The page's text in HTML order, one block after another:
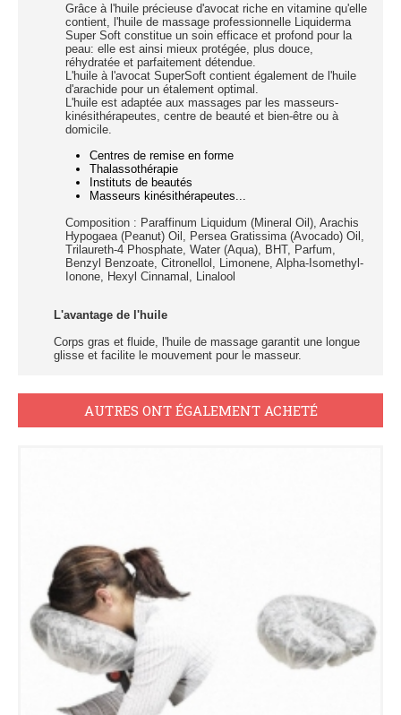
Grâce à l'huile précieuse d'avocat riche en vitamine qu'elle
contient, l'huile de massage professionnelle Liquiderma
Super Soft constitue un soin efficace et profond pour la
peau: elle est ainsi mieux protégée, plus douce,
réhydratée et parfaitement détendue.
L'huile à l'avocat SuperSoft contient également de l'huile
d'arachide pour un étalement optimal.
L'huile est adaptée aux massages par les masseurs-
kinésithérapeutes, centre de beauté et bien-être ou à
domicile.
Centres de remise en forme
Thalassothérapie
Instituts de beautés
Masseurs kinésithérapeutes...
Composition : Paraffinum Liquidum (Mineral Oil), Arachis
Hypogaea (Peanut) Oil, Persea Gratissima (Avocado) Oil,
Trilaureth-4 Phosphate, Water (Aqua), BHT, Parfum,
Benzyl Benzoate, Citronellol, Limonene, Alpha-Isomethyl-
Ionone, Hexyl Cinnamal, Linalool
L'avantage de l'huile
Corps gras et fluide, l'huile de massage garantit une longue
glisse et facilite le mouvement pour le masseur.
AUTRES ONT ÉGALEMENT ACHETÉ